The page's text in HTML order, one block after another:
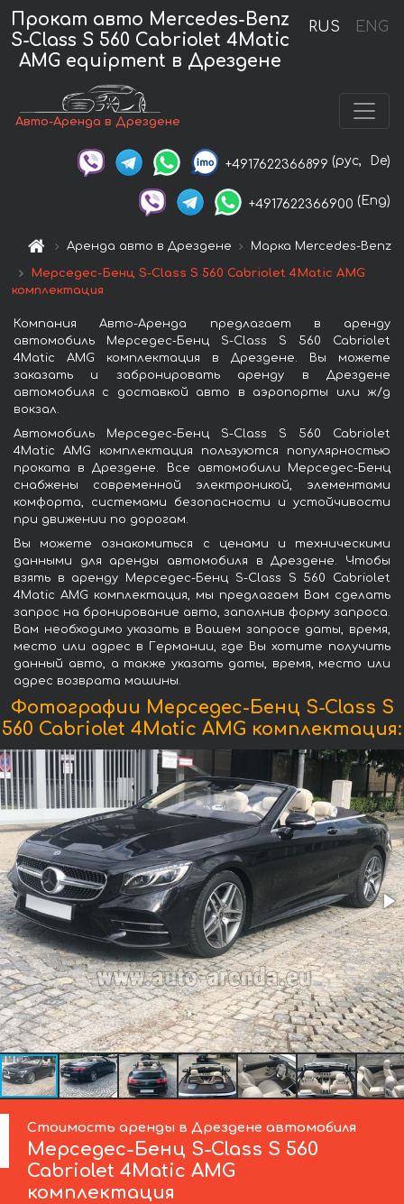
RUS ENG
Прокат авто Mercedes-Benz
S-Class S 560 Cabriolet 4Matic
AMG equipment в Дрездене
Авто-Аренда в Дрездене
+4917622366899 (рус, De)
+4917622366900 (Eng)
Аренда авто в Дрездене Марка Mercedes-Benz
Мерседес-Бенц S-Class S 560 Cabriolet 4Matic AMG
комплектация
Компания Авто-Аренда предлагает в аренду
автомобиль Мерседес-Бенц S-Class S 560 Cabriolet
4Matic AMG комплектация в Дрездене. Вы можете
заказать и забронировать аренду в Дрездене
автомобиля с доставкой авто в аэропорты или ж/д
вокзал.
Автомобиль Мерседес-Бенц S-Class S 560 Cabriolet
4Matic AMG комплектация пользуются популярностью
проката в Дрездене. Все автомобили Мерседес-Бенц
снабжены современной электроникой, элементами
комфорта, системами безопасности и устойчивости
при движении по дорогам.
Вы можете ознакомиться с ценами и техническими
данными для аренды автомобиля в Дрездене. Чтобы
взять в аренду Мерседес-Бенц S-Class S 560 Cabriolet
4Matic AMG комплектация, мы предлагаем Вам сделать
запрос на бронирование авто, заполнив форму запроса.
Вам необходимо указать в Вашем запросе даты, время,
место или адрес в Германии, где Вы хотите получить
данный авто, а также указать даты, время, место или
адрес возврата машины.
Фотографии Мерседес-Бенц S-Class S
560 Cabriolet 4Matic AMG комплектация:
Стоимость аренды в Дрездене автомобиля
Мерседес-Бенц S-Class S 560
Cabriolet 4Matic AMG
комплектация